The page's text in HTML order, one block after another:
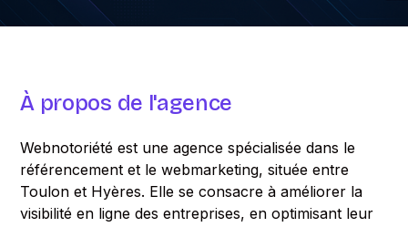
À propos de l'agence
Webnotoriété est une agence spécialisée dans le
référencement et le webmarketing, située entre
Toulon et Hyères. Elle se consacre à améliorer la
visibilité en ligne des entreprises, en optimisant leur